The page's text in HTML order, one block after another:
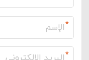
*
*